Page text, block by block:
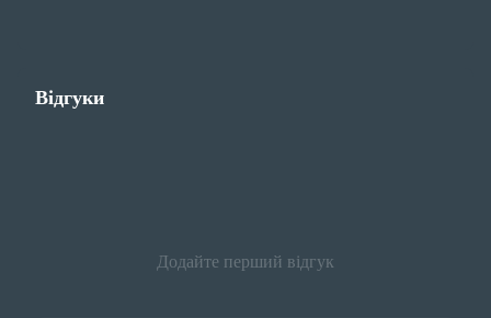
Відгуки
Додайте перший відгук